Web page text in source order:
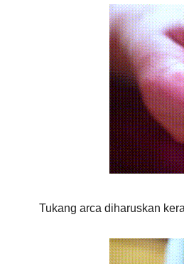
Tukang arca diharuskan